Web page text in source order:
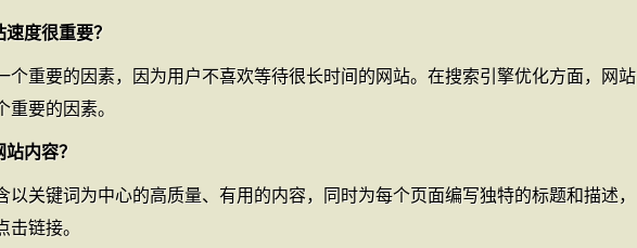
度很重要？
个重要的因素，因为用户不喜欢等待很长时间的网站。在搜索引擎优化方面，网站
重要的因素。
内容？
以关键词为中心的高质量、有用的内容，同时为每个页面编写独特的标题和描述，
击链接。